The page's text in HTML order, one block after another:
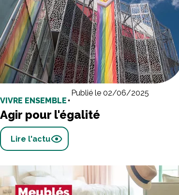
VIVRE ENSEMBLE •
Publié le 02/06/2025
Agir pour l'égalité
Lire l'actu